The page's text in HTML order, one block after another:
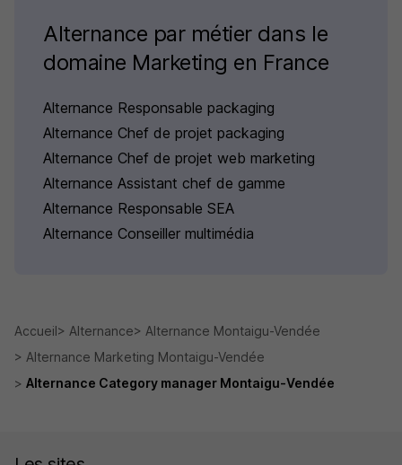
Alternance par métier dans le
domaine Marketing en France
Alternance Responsable packaging
Alternance Chef de projet packaging
Alternance Chef de projet web marketing
Alternance Assistant chef de gamme
Alternance Responsable SEA
Alternance Conseiller multimédia
Accueil Alternance
Alternance Montaigu-Vendée
Alternance Marketing Montaigu-Vendée
Alternance Category manager Montaigu-Vendée